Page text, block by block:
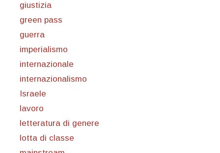
giustizia
green pass
guerra
imperialismo
internazionale
internazionalismo
Israele
lavoro
letteratura di genere
lotta di classe